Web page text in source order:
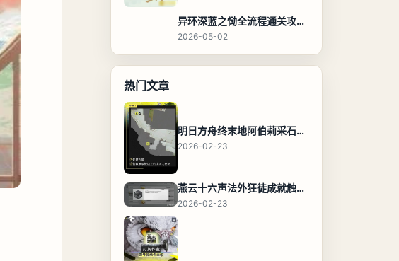
异环深蓝之恸全流程通关攻略，教程与隐藏奖励
2026-05-02
热门文章
明日方舟终末地阿伯莉采石场宝箱全收集攻略，全点位分布图与路线
2026-02-23
燕云十六声法外狂徒成就触发条件与通关攻略
2026-02-23